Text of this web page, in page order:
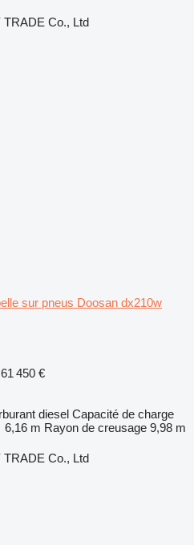
Co., Ltd
sur pneus Doosan dx210w
450 €
diesel Capacité de charge
6,16 m Rayon de creusage 9,98 m
Co., Ltd